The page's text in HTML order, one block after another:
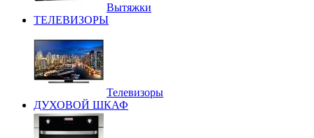
Вытяжки
ТЕЛЕВИЗОРЫ
Телевизоры
ДУХОВОЙ ШКАФ